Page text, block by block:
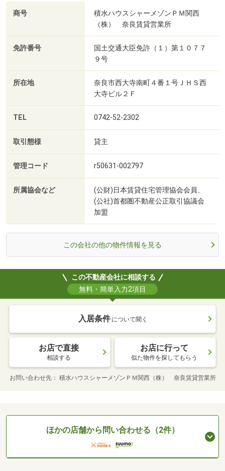
商号
積水ハウスシャーメゾンＰＭ関西
（株） 奈良賃貸営業所
免許番号
国土交通大臣免許（１）第１０７７
９号
所在地
奈良市西大寺南町４番１号ＪＨＳ西
大寺ビル２Ｆ
TEL 0742-52-2302
取引態様 貸主
管理コード r50631-002797
所属協会など
(公財)日本賃貸住宅管理協会会員、
(公社)首都圏不動産公正取引協議会
加盟
この会社の他の物件情報を見る
この不動産会社に相談する
無料・簡単入力2項目
入居条件 について聞く
お店で直接
相談する
お店に行って
似た物件を探してもらう
お問い合わせ先 積水ハウスシャーメゾンＰＭ関西（株） 奈良賃貸営業所
ほかの店舗から問い合わせる（2件）